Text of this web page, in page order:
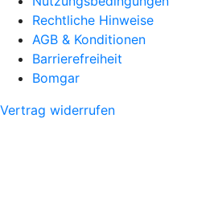
Rechtliche Hinweise
AGB & Konditionen
Barrierefreiheit
Bomgar
Vertrag widerrufen